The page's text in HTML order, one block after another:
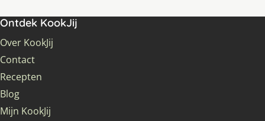
Ontdek KookJij
Over KookJij
Contact
Recepten
Blog
Mijn KookJij